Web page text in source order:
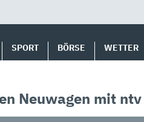
SPORT BÖRSE WETTER
Neuwagen mit